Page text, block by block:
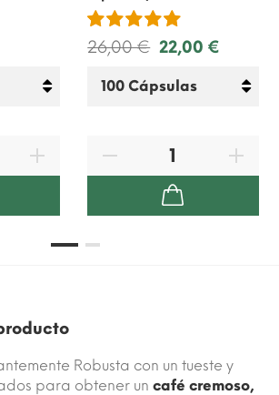
26,00 € 22,00 €
Robusta con un tueste y
para obtener un café cremoso,